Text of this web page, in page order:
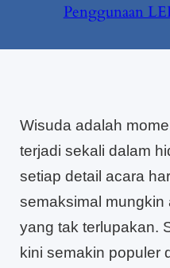
Penggunaan
Wisuda adalah
terjadi sekali dalam
setiap detail acara
semaksimal
yang tak terlupakan.
kini semakin populer